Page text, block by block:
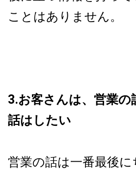
ことはありません。
3.お客さんは、営業
話はしたい
営業の話は一番最後